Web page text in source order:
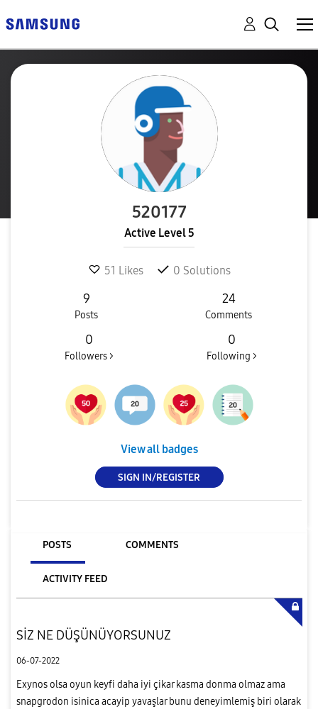
520177
Active Level 5
51 Likes 0 Solutions
9
Posts
24
Comments
0
Followers >
0
Following >
View all badges
SIGN IN/REGISTER
POSTS COMMENTS
ACTIVITY FEED
SİZ NE DÜŞÜNÜYORSUNUZ
06-07-2022
Exynos olsa oyun keyfi daha iyi çikar kasma donma olmaz ama
snapgrodon isinica acayip yavaşlar bunu deneyimlemiş biri olarak